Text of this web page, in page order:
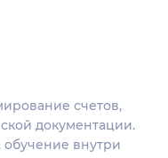
счетов,
документации.
обучение внутри